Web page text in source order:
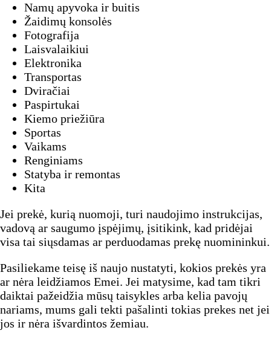
Namų apyvoka ir buitis
Žaidimų konsolės
Fotografija
Laisvalaikiui
Elektronika
Transportas
Dviračiai
Paspirtukai
Kiemo priežiūra
Sportas
Vaikams
Renginiams
Statyba ir remontas
Kita
Jei prekė, kurią nuomoji, turi naudojimo instrukcijas,
vadovą ar saugumo įspėjimų, įsitikink, kad pridėjai
visa tai siųsdamas ar perduodamas prekę nuomininkui.
Pasiliekame teisę iš naujo nustatyti, kokios prekės yra
ar nėra leidžiamos Emei. Jei matysime, kad tam tikri
daiktai pažeidžia mūsų taisykles arba kelia pavojų
nariams, mums gali tekti pašalinti tokias prekes net jei
jos ir nėra išvardintos žemiau.